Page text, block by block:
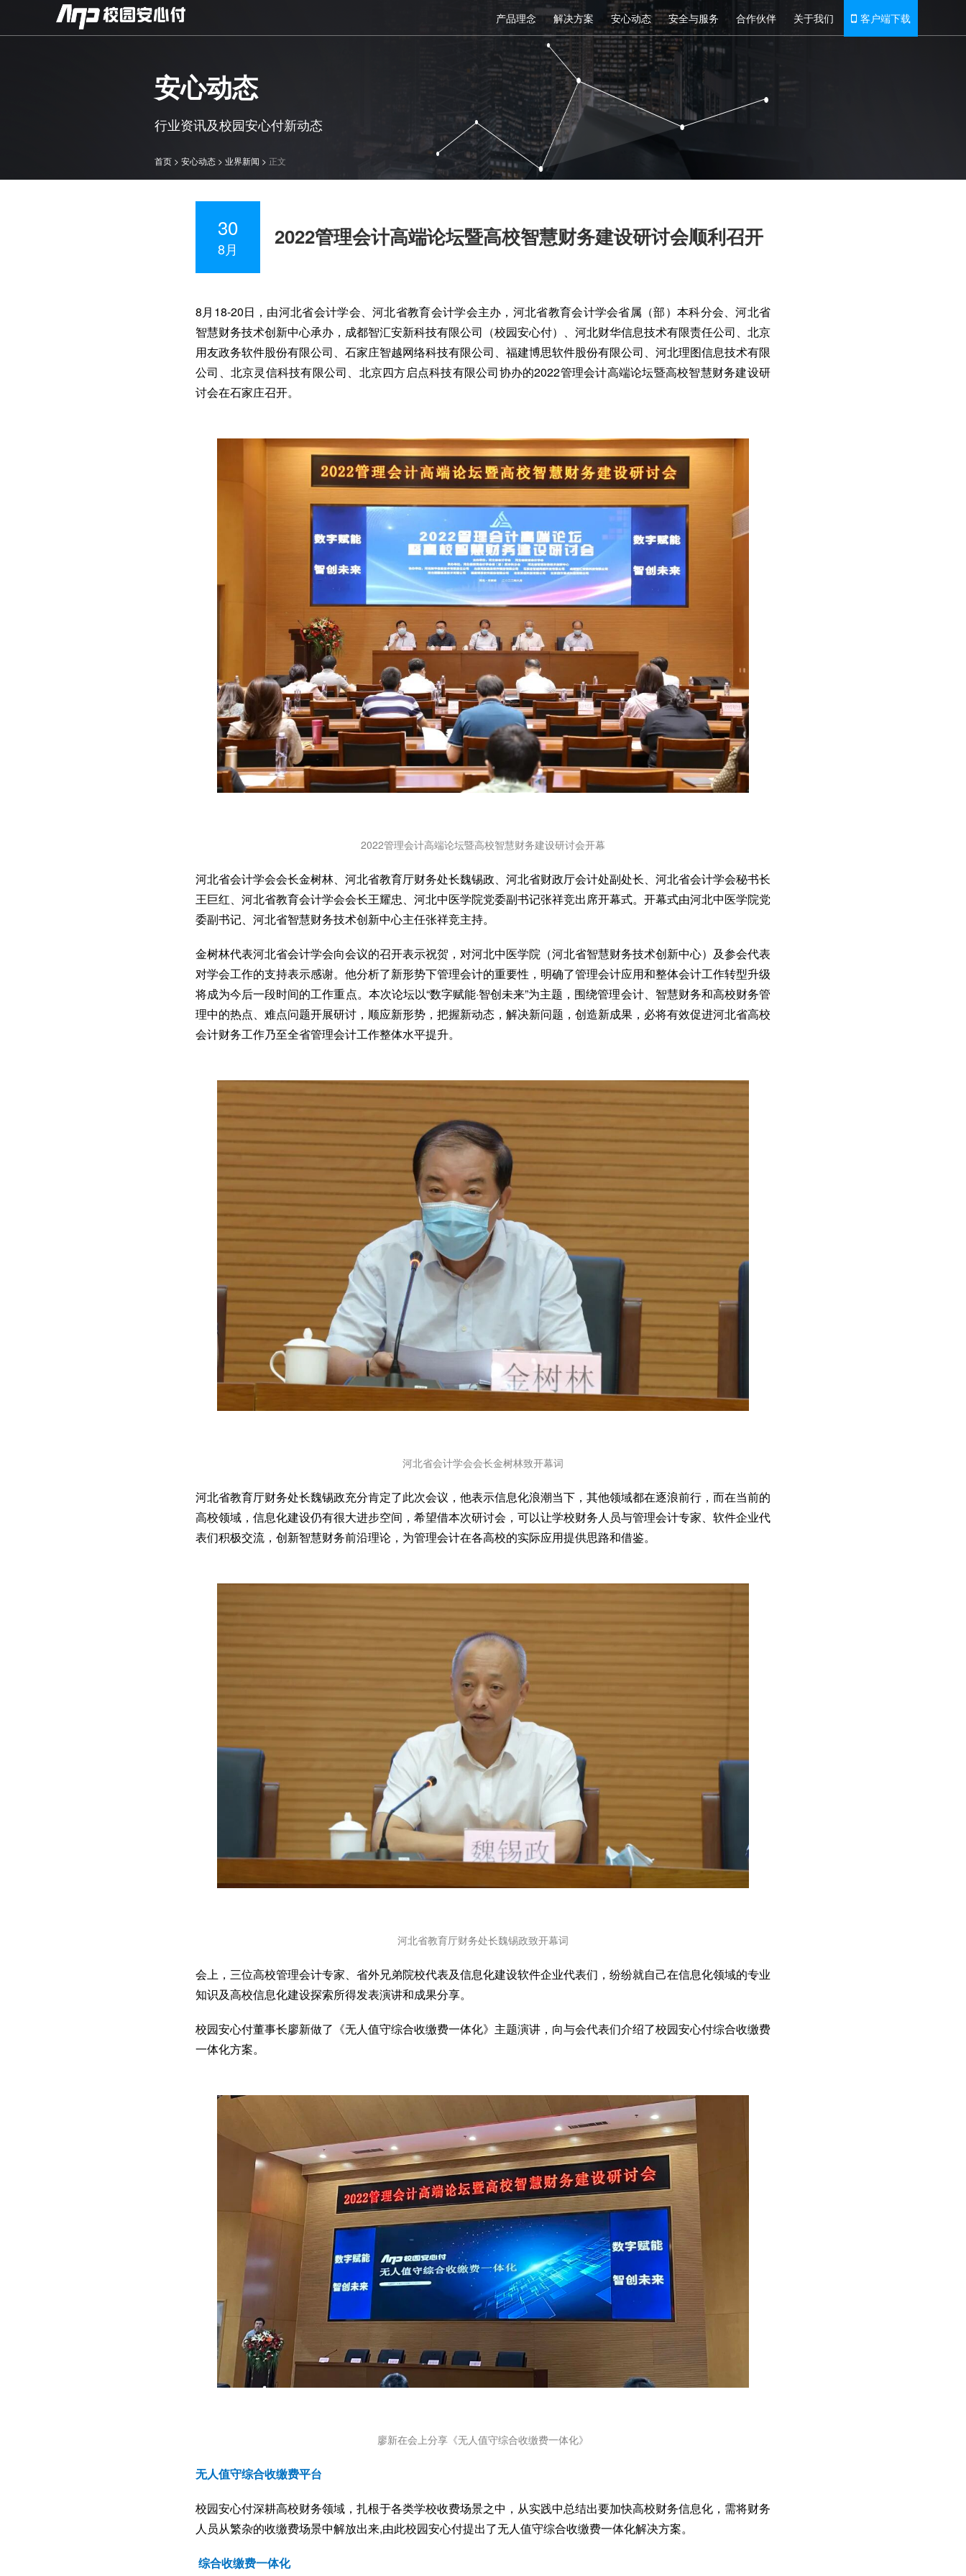
产品理念 解决方案 安心动态 安全与服务 合作伙伴 关于我们 客户端下载
安心动态
行业资讯及校园安心付新动态
首页 >安心动态 >业界新闻 > 正文
30
8月 2022管理会计高端论坛暨高校智慧财务建设研讨会顺利召开
8月18-20日，由河北省会计学会、河北省教育会计学会主办，河北省教育会计学会省属（部）本科分会、河北省
智慧财务技术创新中心承办，成都智汇安新科技有限公司（校园安心付）、河北财华信息技术有限责任公司、北京
用友政务软件股份有限公司、石家庄智越网络科技有限公司、福建博思软件股份有限公司、河北理图信息技术有限
公司、北京灵信科技有限公司、北京四方启点科技有限公司协办的2022管理会计高端论坛暨高校智慧财务建设研
讨会在石家庄召开。
2022管理会计高端论坛暨高校智慧财务建设研讨会开幕
河北省会计学会会长金树林、河北省教育厅财务处长魏锡政、河北省财政厅会计处副处长、河北省会计学会秘书长
王巨红、河北省教育会计学会会长王耀忠、河北中医学院党委副书记张祥竞出席开幕式。开幕式由河北中医学院党
委副书记、河北省智慧财务技术创新中心主任张祥竞主持。
金树林代表河北省会计学会向会议的召开表示祝贺，对河北中医学院（河北省智慧财务技术创新中心）及参会代表
对学会工作的支持表示感谢。他分析了新形势下管理会计的重要性，明确了管理会计应用和整体会计工作转型升级
将成为今后一段时间的工作重点。本次论坛以“数字赋能·智创未来”为主题，围绕管理会计、智慧财务和高校财务管
理中的热点、难点问题开展研讨，顺应新形势，把握新动态，解决新问题，创造新成果，必将有效促进河北省高校
会计财务工作乃至全省管理会计工作整体水平提升。
河北省会计学会会长金树林致开幕词
河北省教育厅财务处长魏锡政充分肯定了此次会议，他表示信息化浪潮当下，其他领域都在逐浪前行，而在当前的
高校领域，信息化建设仍有很大进步空间，希望借本次研讨会，可以让学校财务人员与管理会计专家、软件企业代
表们积极交流，创新智慧财务前沿理论，为管理会计在各高校的实际应用提供思路和借鉴。
河北省教育厅财务处长魏锡政致开幕词
会上，三位高校管理会计专家、省外兄弟院校代表及信息化建设软件企业代表们，纷纷就自己在信息化领域的专业
知识及高校信息化建设探索所得发表演讲和成果分享。
校园安心付董事长廖新做了《无人值守综合收缴费一体化》主题演讲，向与会代表们介绍了校园安心付综合收缴费
一体化方案。
廖新在会上分享《无人值守综合收缴费一体化》
无人值守综合收缴费平台
校园安心付深耕高校财务领域，扎根于各类学校收费场景之中，从实践中总结出要加快高校财务信息化，需将财务
人员从繁杂的收缴费场景中解放出来,由此校园安心付提出了无人值守综合收缴费一体化解决方案。
综合收缴费一体化